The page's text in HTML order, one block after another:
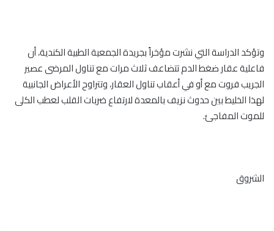
وتؤكد الدراسة التي نشرت مؤخراً بجريدة الجمعية الطبية الكندية، أن
فاعلية عقار ضغط الدم تتضاعف ثلاث مرات مع تناول المرضى عصير
الجريب فروت مع أو في أعقاب تناول العقار، وتتراوح الأعراض الجانبية
لهذا الخليط بين حدوث نزيف بالمعدة لارتفاع ضربات القلب لعطب الكلى
للموت المفاجئ.
الشروق